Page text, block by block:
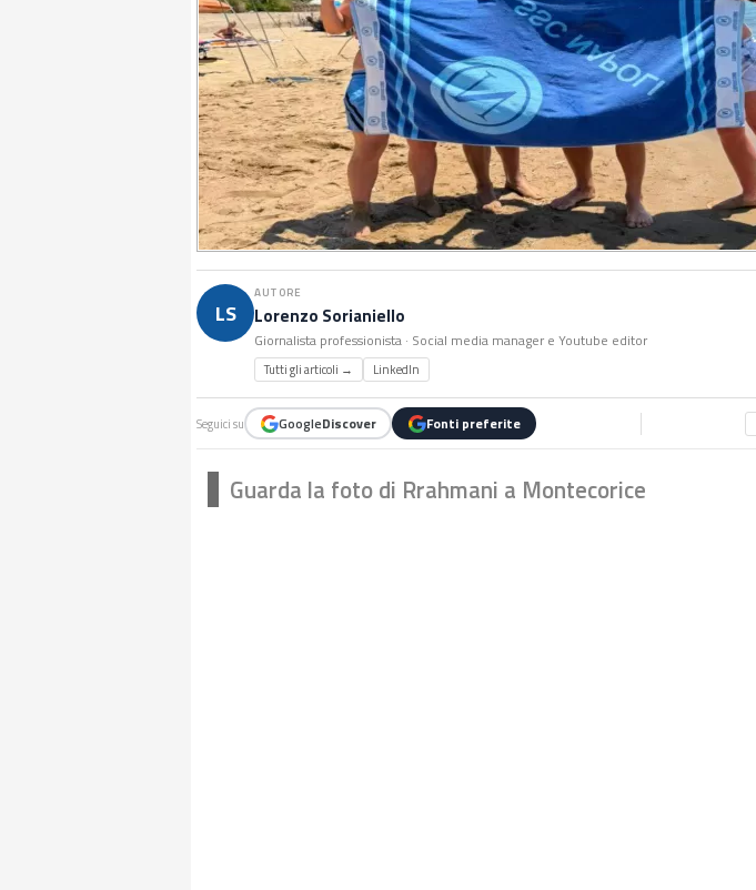
LS
AUTORE
Lorenzo Sorianiello
Giornalista professionista · Social media manager e Youtube editor
Tutti gli articoli → LinkedIn
Seguici su GoogleDiscover Fonti preferite
Guarda la foto di Rrahmani a Montecorice